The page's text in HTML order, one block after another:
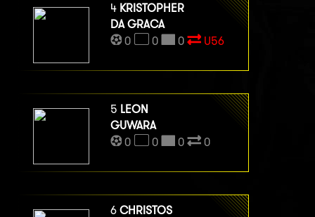
4 KRISTOPHER
DA GRACA
0
0 0 U56
5 LEON
GUWARA
0
0 0 0
6 CHRISTOS